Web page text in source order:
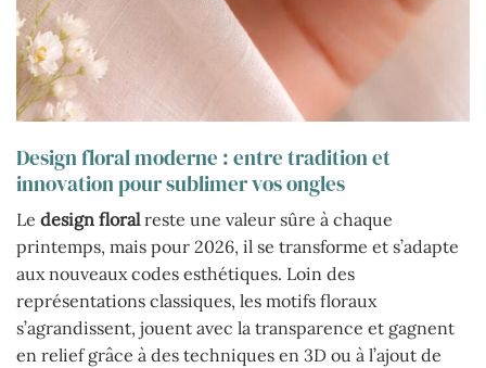
Design floral moderne : entre tradition et
innovation pour sublimer vos ongles
Le design floralreste une valeur sûre à chaque
printemps, mais pour 2026, il se transforme et s’adapte
aux nouveaux codes esthétiques. Loin des
représentations classiques, les motifs floraux
s’agrandissent, jouent avec la transparence et gagnent
en relief grâce à des techniques en 3D ou à l’ajout de